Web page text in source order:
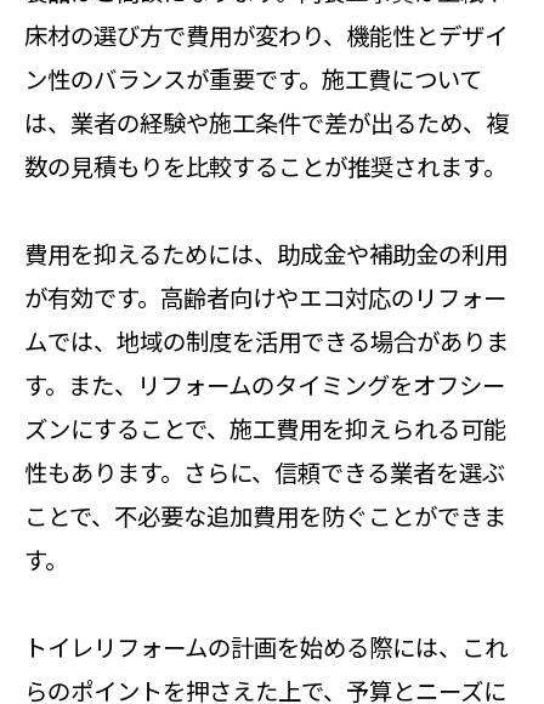
床材の選び方で費用が変わり、機能性とデザイ
ン性のバランスが重要です。施工費について
は、業者の経験や施工条件で差が出るため、複
数の見積もりを比較することが推奨されます。
費用を抑えるためには、助成金や補助金の利用
が有効です。高齢者向けやエコ対応のリフォー
ムでは、地域の制度を活用できる場合がありま
す。また、リフォームのタイミングをオフシー
ズンにすることで、施工費用を抑えられる可能
性もあります。さらに、信頼できる業者を選ぶ
ことで、不必要な追加費用を防ぐことができま
す。
トイレリフォームの計画を始める際には、これ
らのポイントを押さえた上で、予算とニーズに